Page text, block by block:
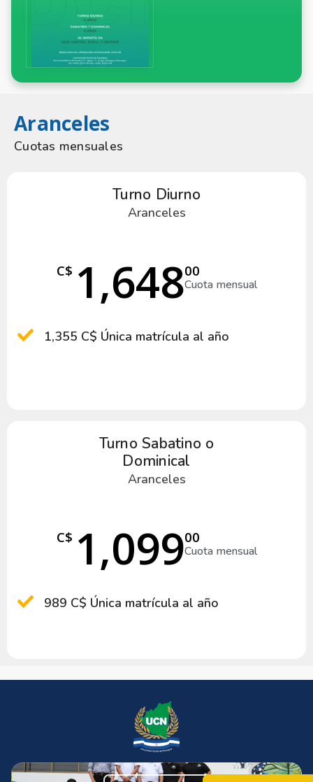
Aranceles
Cuotas mensuales
Turno Diurno
Aranceles
C$ 1,64800
Cuota mensual
1,355 C$ Única matrícula al año
Turno Sabatino o
Dominical
Aranceles
C$ 1,09900
Cuota mensual
989 C$ Única matrícula al año